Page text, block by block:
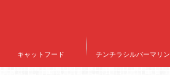
キャットフード チンチラシルバーマリン